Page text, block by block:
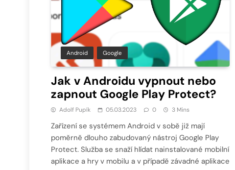
Android Google
Jak v Androidu vypnout nebo
zapnout Google Play Protect?
Adolf Pupík 05.03.2023 0 3 Mins
Zařízení se systémem Android v sobě již mají
poměrně dlouho zabudovaný nástroj Google Play
Protect. Služba se snaží hlídat nainstalované mobilní
aplikace a hry v mobilu a v případě závadné aplikace